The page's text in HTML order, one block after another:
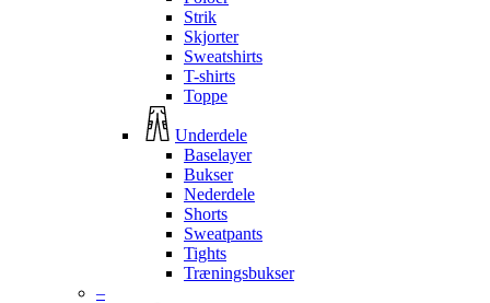
Strik
Skjorter
Sweatshirts
T-shirts
Toppe
Underdele
Baselayer
Bukser
Nederdele
Shorts
Sweatpants
Tights
Træningsbukser
–